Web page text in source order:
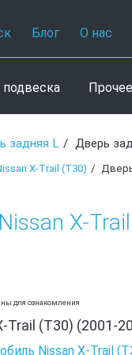
Блог О нас
Прочее
задняя L Дверь
X-Trail (T30)
X-
для ознакомления
(T30) (2001-
Nissan X-Trail